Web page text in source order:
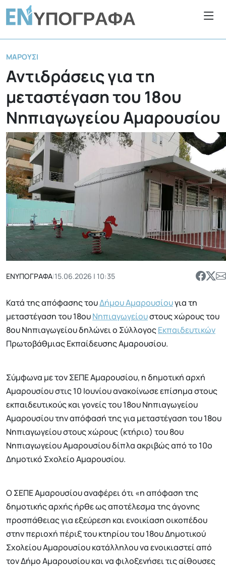
ΜΑΡΟΎΣΙ
Αντιδράσεις για τη
μεταστέγαση του 18ου
Νηπιαγωγείου Αμαρουσίου
ΕΝΥΠΟΓΡΑΦΑ|15.06.2026 | 10:35
Κατά της απόφασης τουΔήμου Αμαρουσίουγια τη
μεταστέγαση του 18ουΝηπιαγωγείουστους χώρους του
8ου Νηπιαγωγείου δηλώνει ο ΣύλλογοςΕκπαιδευτικών
Πρωτοβάθμιας Εκπαίδευσης Αμαρουσίου.
Σύμφωνα με τον ΣΕΠΕ Αμαρουσίου, η δημοτική αρχή
Αμαρουσίου στις 10 Ιουνίου ανακοίνωσε επίσημα στους
εκπαιδευτικούς και γονείς του 18ου Νηπιαγωγείου
Αμαρουσίου την απόφασή της για μεταστέγαση του 18ου
Νηπιαγωγείου στους χώρους (κτήριο) του 8ου
Νηπιαγωγείου Αμαρουσίου δίπλα ακριβώς από το 10ο
Δημοτικό Σχολείο Αμαρουσίου.
Ο ΣΕΠΕ Αμαρουσίου αναφέρει ότι «η απόφαση της
δημοτικής αρχής ήρθε ως αποτέλεσμα της άγονης
προσπάθειας για εξεύρεση και ενοικίαση οικοπέδου
στην περιοχή πέριξ του κτηρίου του 18ου Δημοτικού
Σχολείου Αμαρουσίου κατάλληλου να ενοικιαστεί από
τον Δήμο Αμαρουσίου και να φιλοξενήσει τις αίθουσες